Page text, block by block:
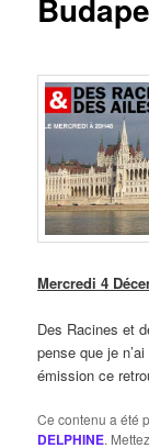
Mercredi 4
Des Racines et
pense que je
émission ce
Ce contenu a été
DELPHINE.